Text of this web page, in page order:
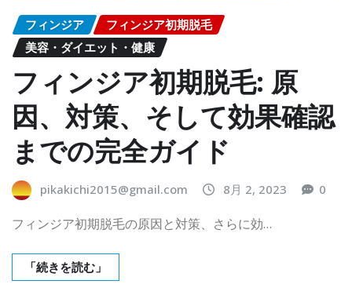
フィンジア
フィンジア初期脱毛
美容・ダイエット・健康
フィンジア初期脱毛: 原
因、対策、そして効果確認
までの完全ガイド
pikakichi2015@gmail.com 8月 2, 2023 0
フィンジア初期脱毛の原因と対策、さらに効…
「続きを読む」